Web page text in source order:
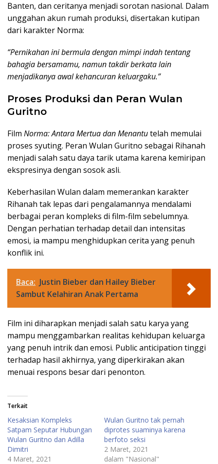
Banten, dan ceritanya menjadi sorotan nasional. Dalam
unggahan akun rumah produksi, disertakan kutipan
dari karakter Norma:
“Pernikahan ini bermula dengan mimpi indah tentang
bahagia bersamamu, namun takdir berkata lain
menjadikanya awal kehancuran keluargaku.”
Proses Produksi dan Peran Wulan
Guritno
Film Norma: Antara Mertua dan Menantutelah memulai
proses syuting. Peran Wulan Guritno sebagai Rihanah
menjadi salah satu daya tarik utama karena kemiripan
ekspresinya dengan sosok asli.
Keberhasilan Wulan dalam memerankan karakter
Rihanah tak lepas dari pengalamannya mendalami
berbagai peran kompleks di film-film sebelumnya.
Dengan perhatian terhadap detail dan intensitas
emosi, ia mampu menghidupkan cerita yang penuh
konflik ini.
Baca: Justin Bieber dan Hailey Bieber
Sambut Kelahiran Anak Pertama
Film ini diharapkan menjadi salah satu karya yang
mampu menggambarkan realitas kehidupan keluarga
yang penuh intrik dan emosi. Public anticipation tinggi
terhadap hasil akhirnya, yang diperkirakan akan
menuai respons besar dari penonton.
Terkait
Kesaksian Kompleks
Satpam Seputar Hubungan
Wulan Guritno dan Adilla
Dimitri
4 Maret, 2021
Wulan Guritno tak pernah
diprotes suaminya karena
berfoto seksi
2 Maret, 2021
dalam "Nasional"